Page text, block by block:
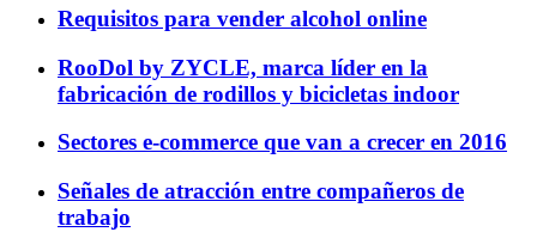
Requisitos para vender alcohol online
RooDol by ZYCLE, marca líder en la
fabricación de rodillos y bicicletas indoor
Sectores e-commerce que van a crecer en 2016
Señales de atracción entre compañeros de
trabajo